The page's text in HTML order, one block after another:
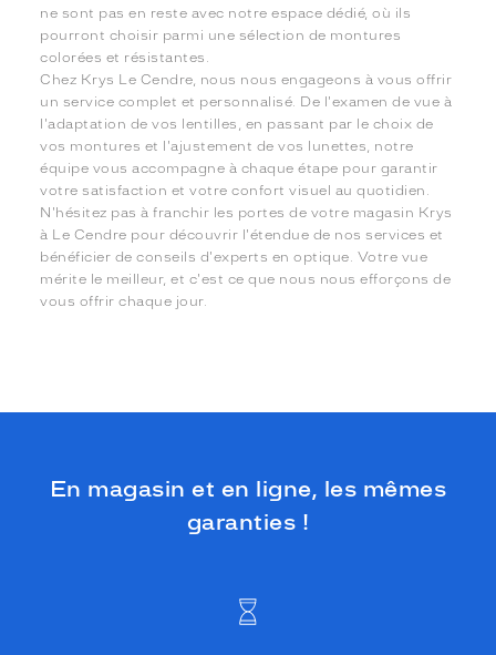
ne sont pas en reste avec notre espace dédié, où ils
pourront choisir parmi une sélection de montures
colorées et résistantes.
Chez Krys Le Cendre, nous nous engageons à vous offrir
un service complet et personnalisé. De l'examen de vue à
l'adaptation de vos lentilles, en passant par le choix de
vos montures et l'ajustement de vos lunettes, notre
équipe vous accompagne à chaque étape pour garantir
votre satisfaction et votre confort visuel au quotidien.
N'hésitez pas à franchir les portes de votre magasin Krys
à Le Cendre pour découvrir l'étendue de nos services et
bénéficier de conseils d'experts en optique. Votre vue
mérite le meilleur, et c'est ce que nous nous efforçons de
vous offrir chaque jour.
En magasin et en ligne, les mêmes
garanties !